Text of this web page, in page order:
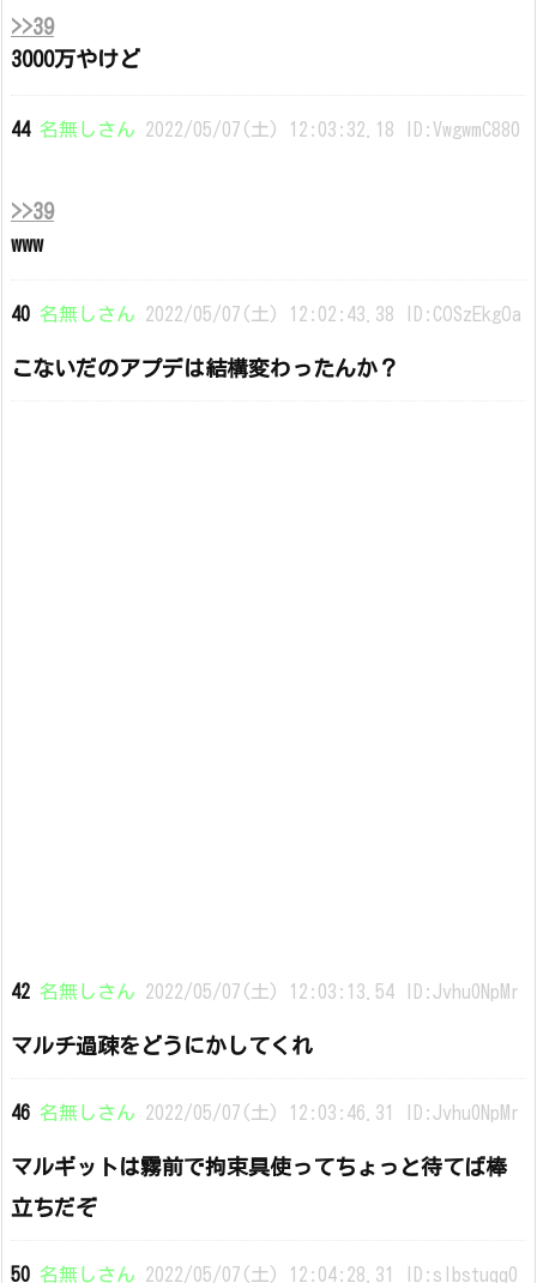
>>39
3000万やけど
44 名無しさん 2022/05/07(土) 12:03:32.18 ID:VwgwmC880
>>39
www
40 名無しさん 2022/05/07(土) 12:02:43.38 ID:COSzEkgOa
こないだのアプデは結構変わったんか？
42 名無しさん 2022/05/07(土) 12:03:13.54 ID:Jvhu0NpMr
マルチ過疎をどうにかしてくれ
46 名無しさん 2022/05/07(土) 12:03:46.31 ID:Jvhu0NpMr
マルギットは霧前で拘束具使ってちょっと待てば棒
立ちだぞ
50 名無しさん 2022/05/07(土) 12:04:28.31 ID:sIbstuqq0